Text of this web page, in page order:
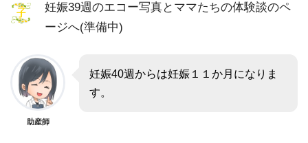
妊娠39週のエコー写真とママたちの体験談のペ
ージへ(準備中)
助産師
妊娠40週からは妊娠１１か月になりま
す。